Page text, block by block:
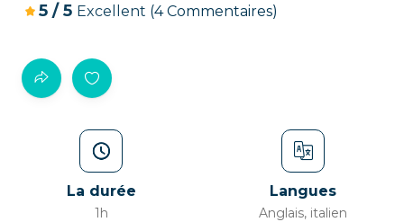
5 /5 Excellent (4 Commentaires)
La durée
1h
Langues
Anglais, italien